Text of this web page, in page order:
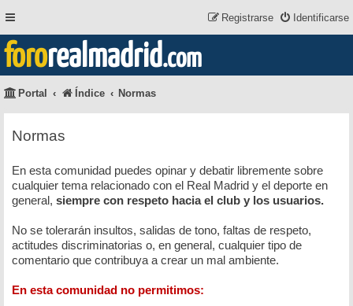
Identificarse
Registrarse
fororealmadrid.com
Portal Índice Normas
Normas
En esta comunidad puedes opinar y debatir libremente sobre
cualquier tema relacionado con el Real Madrid y el deporte en
general, siempre con respeto hacia el club y los usuarios.
No se tolerarán insultos, salidas de tono, faltas de respeto,
actitudes discriminatorias o, en general, cualquier tipo de
comentario que contribuya a crear un mal ambiente.
En esta comunidad no permitimos: